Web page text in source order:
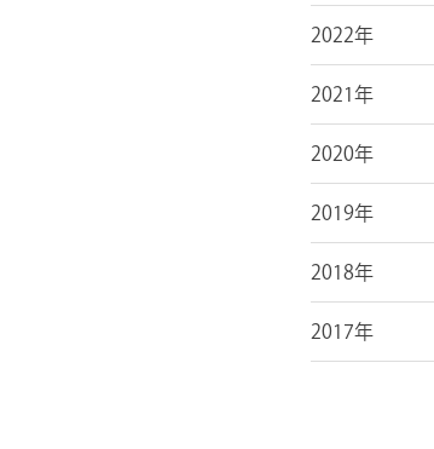
2022年
2021年
2020年
2019年
2018年
2017年